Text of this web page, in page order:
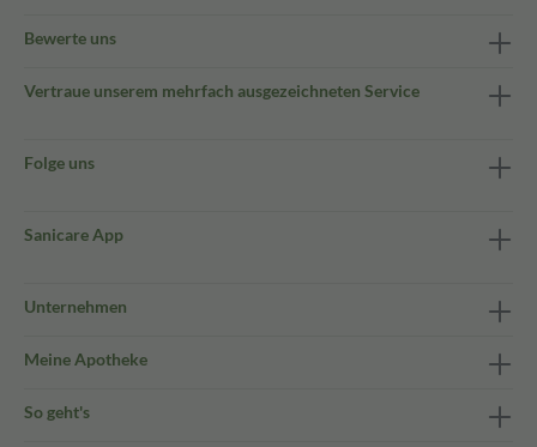
Bewerte uns
Vertraue unserem mehrfach ausgezeichneten Service
Folge uns
Sanicare App
Unternehmen
Meine Apotheke
So geht's